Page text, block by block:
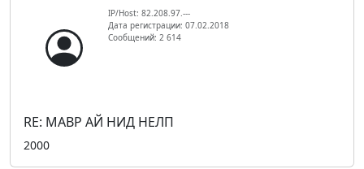
IP/Host: 82.208.97.---
Дата регистрации: 07.02.2018
Сообщений: 2 614
RE: МАВР АЙ НИД НЕЛП
2000